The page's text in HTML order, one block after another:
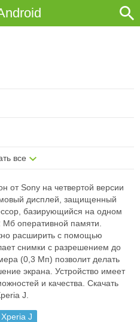
все
Sony на четвертой версии
дисплей, защищенный
базирующийся на одном
оперативной памяти.
расширить с помощью
снимки с разрешением до
(0,3 Мп) позволит делать
экрана. Устройство имеет
и качества. Скачать
J.
J